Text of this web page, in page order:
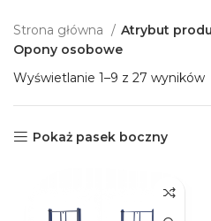
Strona główna
Atrybut
Opony osobowe
Wyświetlanie 1–9 z 27 wyników
Pokaż pasek boczny